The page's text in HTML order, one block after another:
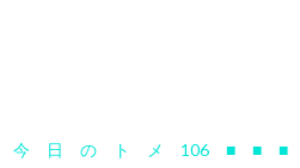
今 日 の ト メ 106 ■ ■ ■